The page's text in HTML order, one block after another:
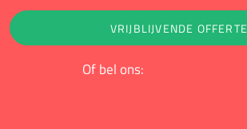
VRIJBLIJVENDE OFFERTE
Of bel ons: